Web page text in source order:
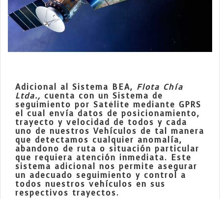
Adicional al Sistema BEA, Flota Chía
Ltda., cuenta con un Sistema de
seguimiento por Satélite mediante GPRS
el cual envía datos de posicionamiento,
trayecto y velocidad de todos y cada
uno de nuestros Vehículos de tal manera
que detectamos cualquier anomalía,
abandono de ruta o situación particular
que requiera atención inmediata. Este
sistema adicional nos permite asegurar
un adecuado seguimiento y control a
todos nuestros vehículos en sus
respectivos trayectos.